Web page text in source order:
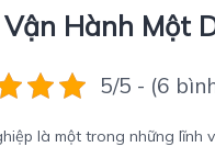
Vận Hành Một
5/5 - (6
là một trong những lĩnh